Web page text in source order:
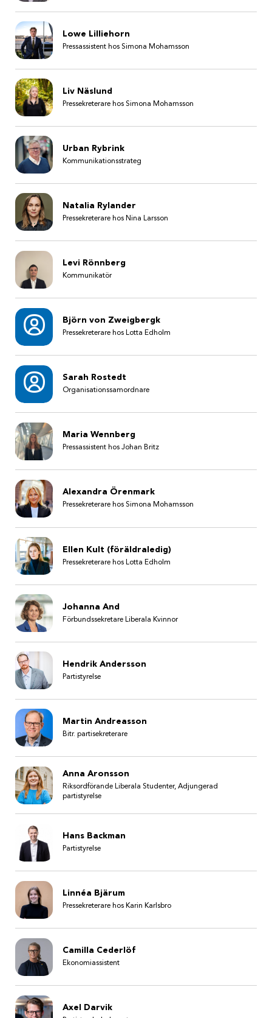
Lowe Lilliehorn
Pressassistent hos Simona Mohamsson
Liv Näslund
Pressekreterare hos Simona Mohamsson
Urban Rybrink
Kommunikationsstrateg
Natalia Rylander
Pressekreterare hos Nina Larsson
Levi Rönnberg
Kommunikatör
Björn von Zweigbergk
Pressekreterare hos Lotta Edholm
Sarah Rostedt
Organisationssamordnare
Maria Wennberg
Pressassistent hos Johan Britz
Alexandra Örenmark
Pressekreterare hos Simona Mohamsson
Ellen Kult (föräldraledig)
Pressekreterare hos Lotta Edholm
Johanna And
Förbundssekretare Liberala Kvinnor
Hendrik Andersson
Partistyrelse
Martin Andreasson
Bitr. partisekreterare
Anna Aronsson
Riksordförande Liberala Studenter, Adjungerad
partistyrelse
Hans Backman
Partistyrelse
Linnéa Bjärum
Pressekreterare hos Karin Karlsbro
Camilla Cederlöf
Ekonomiassistent
Axel Darvik